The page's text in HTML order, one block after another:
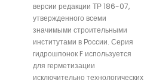
версии редакции ТР 186-07,
утвержденного всеми
значимыми строительными
институтами в России. Серия
гидрошпонок F используется
для герметизации
исключительно технологических